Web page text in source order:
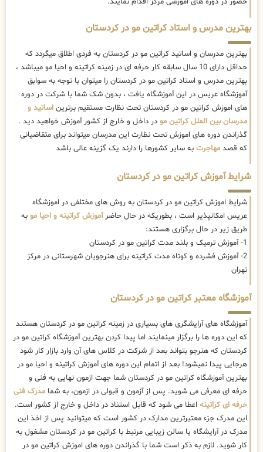
بهترین مدرس و استاد کراتین مو در کردستان
بهترین مدرسان و اساتید کراتین مو در کردستان به فردی اطلاق میگردد که
حداقل دارای 10 سال سابقه کار حرفه ای در زمینه کراتینه و احیا مو میباشد ،
بهترین مدرس و استاد کراتین مو در کردستان را میتوان با توجه به سوابق
آموزشگاه عریس در این آموزشگاه یافت ، بدون شک شما با شرکت در دوره
های اموزش کراتین مو در کردستان تحت نظارت مستقیم برترین اساتید و
مدرسان بین الملل کراتین مو در داخل و خارج از کشور آموزش خواهید دید .
گذراندن دوره های اموزش تحت نظارت این مدرسان میتواند برای متقاضیانی
که قصد مهاجرت به سایر کشورها را دارند یک گزینه عالی باشد
شرایط آموزش کراتین مو در کردستان
شرایط اموزش کراتین مو در کردستان به روش های مختلفی در اموزشگاه
عریس امکانپذیر است ، بطوریکه در حال حاضرآموزش کراتینه و احیا مو به
طریق زیر در حال برگزاری هستند:
1- آموزش ترمیک و بلند مدت کراتین مو در کردستان
2- آموزش فشرده و کوتاه مدت کراتینه برای هنرجویان شهرستانی در مرکز
تهران
آموزشگاه معتبر کراتین مو در کردستان
آموزشگاه های آرایشگری های بسیاری در زمینه کراتین مو در کردستان هستند
که این دوره ها را برگزار مینمایند اما پیدا کردن بهترین آموزشگاه کراتین مو در
کردستان که هنرجو بتواند بعد از شرکت در کلاس های آن وارد بازار کار شود
هرجایی پیدا نمیشود! بعد از اتمام این دوره های آموزش کراتینه و احیا مو در
بهترین آموزشگاه کراتین مو در کردستان شما جهت ازمون نهایی به فنی و
حرفه ای معرفی می شوید. پس از آزمون و قبولی در ازمون، به شما مدرک فنی
حرفه ای کراتینه اعطا می شود که قابل استناد در داخل و خارج از کشور است.
این مدرک جزء معتبرترین مدارک در کشور است که میتوانید پس از اخذ این
مدرک در آرایشگاه یا سالن زیبایی مرتبط با کراتین مو در کردستان مشغول به
کار شوید. لازم به ذکر است شما با گذراندن دوره های اموزش کراتین مو در